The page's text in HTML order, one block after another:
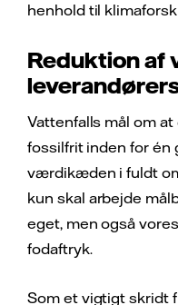
henhold til
Reduktion af
Vattenfalls mål om
fossilfrit inden for
værdikæden i fuldt
kun skal arbejde
eget, men også
fodaftryk.
Som et vigtigt skridt